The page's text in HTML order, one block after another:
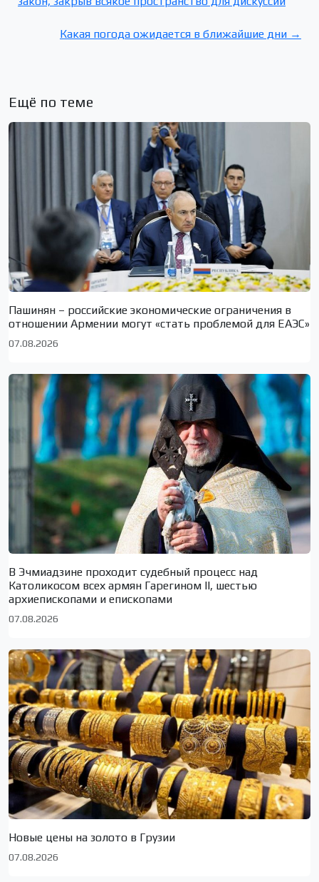
Какая погода ожидается в ближайшие дни →
Ещё по теме
Пашинян – российские экономические ограничения в
отношении Армении могут «стать проблемой для ЕАЭС»
07.08.2026
В Эчмиадзине проходит судебный процесс над
Католикосом всех армян Гарегином II, шестью
архиепископами и епископами
07.08.2026
Новые цены на золото в Грузии
07.08.2026